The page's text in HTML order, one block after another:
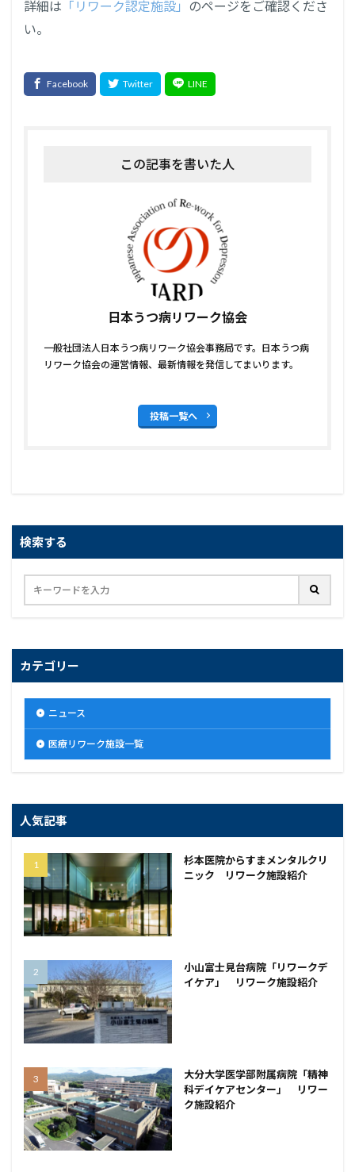
詳細は 「リワーク認定施設」
のページをご確認くださ
い。
この記事を書いた人
日本うつ病リワーク協会
一般社団法人日本うつ病リワーク協会事務局です。日本うつ病
リワーク協会の運営情報、最新情報を発信してまいります。
投稿一覧へ
検索する
カテゴリー
ニュース
医療リワーク施設一覧
人気記事
杉本医院からすまメンタルクリ
ニック リワーク施設紹介
小山富士見台病院「リワークデ
イケア」 リワーク施設紹介
大分大学医学部附属病院「精神
科デイケアセンター」 リワー
ク施設紹介